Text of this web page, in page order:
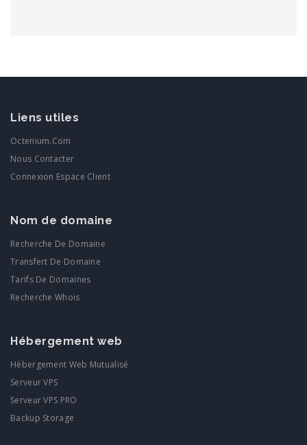
Liens utiles
Octenium.com
Nous Contacter
Connexion Espace Client
Nom de domaine
Recherche De Domaine
Transfert De Domaine
Tarifs De Domaines
Recherche Whois
Hébergement web
Hébergement Web Mutualisé
Serveur VPS
Serveur VPS PRO
Backup Storage